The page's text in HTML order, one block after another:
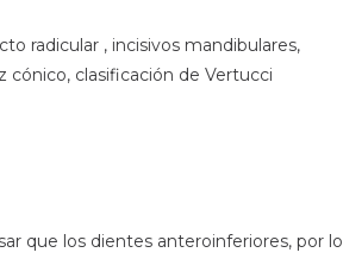
radicular , incisivos mandibulares,
cónico, clasificación de Vertucci
que los dientes anteroinferiores, por lo